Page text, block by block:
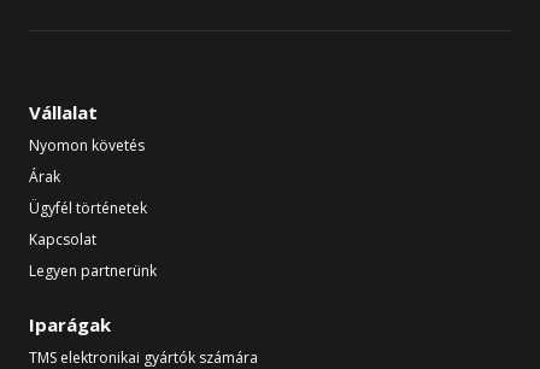
Vállalat
Nyomon követés
Árak
Ügyfél történetek
Kapcsolat
Legyen partnerünk
Iparágak
TMS elektronikai gyártók számára